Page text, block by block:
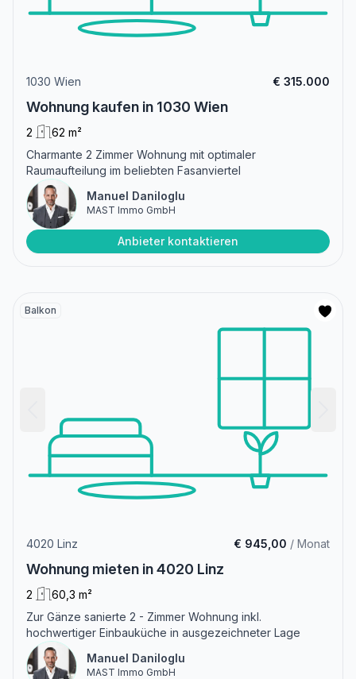
1030 Wien € 315.000
Wohnung kaufen in 1030 Wien
2
62 m²
Charmante 2 Zimmer Wohnung mit optimaler
Raumaufteilung im beliebten Fasanviertel
Manuel Daniloglu
MAST Immo GmbH
Anbieter kontaktieren
Balkon
4020 Linz € 945,00 / Monat
Wohnung mieten in 4020 Linz
2
60,3 m²
Zur Gänze sanierte 2 - Zimmer Wohnung inkl.
hochwertiger Einbauküche in ausgezeichneter Lage
Manuel Daniloglu
MAST Immo GmbH